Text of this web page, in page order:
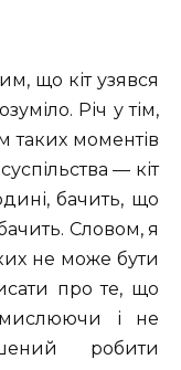
що кіт узявся
Річ у тім,
таких моментів
— кіт
бачить, що
Словом, я
не може бути
про те, що
і не
робити